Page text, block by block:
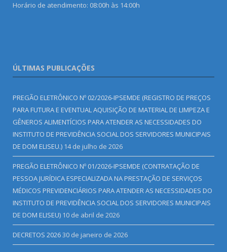
Horário de atendimento: 08:00h às 14:00h
ÚLTIMAS PUBLICAÇÕES
PREGÃO ELETRÔNICO Nº 02/2026-IPSEMDE (REGISTRO DE PREÇOS
PARA FUTURA E EVENTUAL AQUISIÇÃO DE MATERIAL DE LIMPEZA E
GÊNEROS ALIMENTÍCIOS PARA ATENDER AS NECESSIDADES DO
INSTITUTO DE PREVIDÊNCIA SOCIAL DOS SERVIDORES MUNICIPAIS
DE DOM ELISEU.) 14 de julho de 2026
PREGÃO ELETRÔNICO Nº 01/2026-IPSEMDE (CONTRATAÇÃO DE
PESSOA JURÍDICA ESPECIALIZADA NA PRESTAÇÃO DE SERVIÇOS
MÉDICOS PREVIDENCIÁRIOS PARA ATENDER AS NECESSIDADES DO
INSTITUTO DE PREVIDÊNCIA SOCIAL DOS SERVIDORES MUNICIPAIS
DE DOM ELISEU) 10 de abril de 2026
DECRETOS 202630 de janeiro de 2026